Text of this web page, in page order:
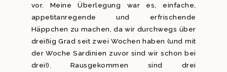
vor. Meine Überlegung war es, einfache,
appetitanregende und erfrischende
Häppchen zu machen, da wir durchwegs über
dreißig Grad seit zwei Wochen haben (und mit
der Woche Sardinien zuvor sind wir schon bei
drei!). Rausgekommen sind drei